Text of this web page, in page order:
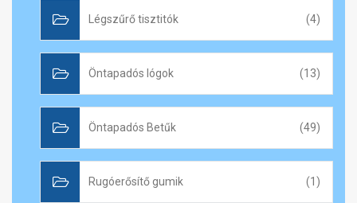
Légszűrő tisztitók (4)
Öntapadós lógok (13)
Öntapadós Betűk (49)
Rugóerősítő gumik (1)